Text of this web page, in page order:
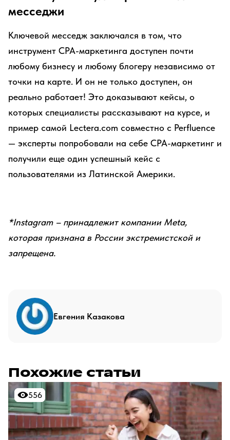
месседжи
Ключевой месседж заключался в том, что
инструмент СРА-маркетинга доступен почти
любому бизнесу и любому блогеру независимо от
точки на карте. И он не только доступен, он
реально работает! Это доказывают кейсы, о
которых специалисты рассказывают на курсе, и
пример самой Lectera.com совместно с Perfluence
— эксперты попробовали на себе СРА-маркетинг и
получили еще один успешный кейс с
пользователями из Латинской Америки.
*Instagram – принадлежит компании Meta,
которая признана в России экстремистской и
запрещена.
Евгения Казакова
Похожие статьи
556
556